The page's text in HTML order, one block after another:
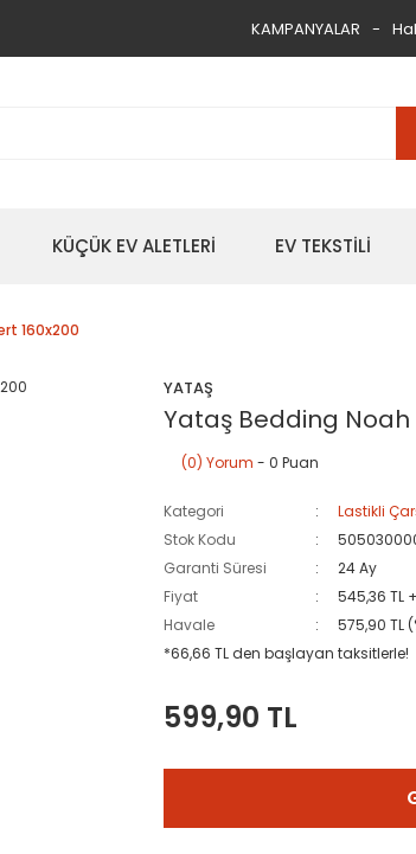
KAMPANYALAR
KÜÇÜK EV ALETLERİ EV TEKSTİLİ
160x200
YATAŞ
Yataş Bedding Noah
(0) Yorum - 0 Puan
Kategori
Lastikli
Stok Kodu
Garanti Süresi
24 Ay
Fiyat
545,36 TL
Havale
575,90 TL
*66,66 TL den başlayan taksitlerle!
599,90 TL